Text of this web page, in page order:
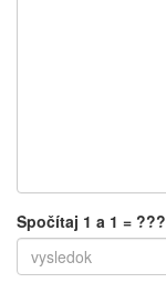
Spočítaj 1 a 1 = ???